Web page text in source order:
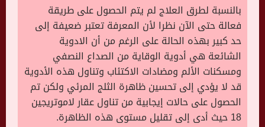
بالنسبة لطرق العلاج لم يتم الحصول على طريقة
فعالة حتى الآن نظرا لأن المعرفة تعتبر ضعيفة إلى
حد كبير بهذه الحالة على الرغم من أن الادوية
الشائعة هي أدوية الوقاية من الصداع النصفي
ومسكنات الألم ومضادات الاكتئاب وتناول هذه الأدوية
قد لا يؤدي إلى تحسين ظاهرة الثلج المرئي ولكن تم
الحصول على حالات إيجابية من تناول عقار لاموتريجين
18 حيث أدى إلى تقليل مستوى هذه الظاهرة.